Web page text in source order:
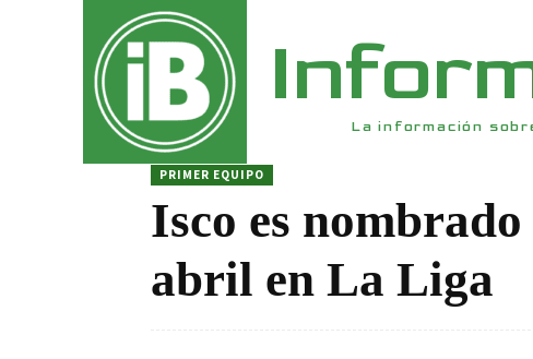
La información
PRIMER EQUIPO
Isco es
abril en La Liga